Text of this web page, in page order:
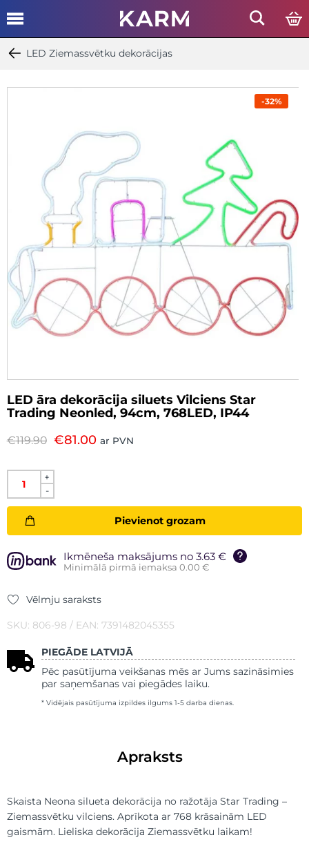
LED Ziemassvētku dekorācijas
-32%
LED āra dekorācija siluets Vilciens Star
Trading Neonled, 94cm, 768LED, IP44
€119.90 €81.00 ar PVN
+
-
Pievienot grozam
Ikmēneša maksājums no 3.63 €
Minimālā pirmā iemaksa 0.00 €
Vēlmju saraksts
SKU: 806-98 / EAN: 7391482045355
PIEGĀDE LATVIJĀ
Pēc pasūtījuma veikšanas mēs ar Jums sazināsimies
par saņemšanas vai piegādes laiku.
* Vidējais pasūtījuma izpildes ilgums 1-5 darba dienas.
Apraksts
Skaista Neona silueta dekorācija no ražotāja Star Trading –
Ziemassvētku vilciens. Aprīkota ar 768 krāsainām LED
gaismām. Lieliska dekorācija Ziemassvētku laikam!